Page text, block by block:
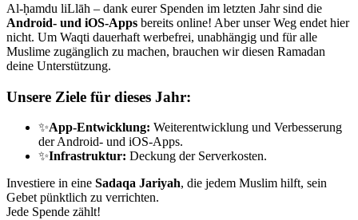
Al-ḥamdu liLlāh – dank eurer Spenden im letzten Jahr sind die
Android- und iOS-Apps bereits online! Aber unser Weg endet hier
nicht. Um Waqti dauerhaft werbefrei, unabhängig und für alle
Muslime zugänglich zu machen, brauchen wir diesen Ramadan
deine Unterstützung.
Unsere Ziele für dieses Jahr:
✨App-Entwicklung: Weiterentwicklung und Verbesserung
der Android- und iOS-Apps.
✨Infrastruktur: Deckung der Serverkosten.
Investiere in eine Sadaqa Jariyah, die jedem Muslim hilft, sein
Gebet pünktlich zu verrichten.
Jede Spende zählt!